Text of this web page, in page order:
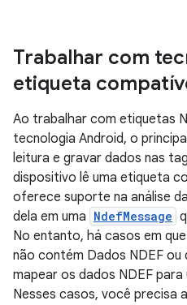
Trabalhar com
etiqueta
Ao trabalhar com etiquetas
tecnologia Android, o
leitura e gravar dados nas
dispositivo lê uma etiqueta
oferece suporte na análise
dela em uma NdefMessage
No entanto, há casos em
não contém Dados NDEF ou
mapear os dados NDEF para
Nesses casos, você precisa